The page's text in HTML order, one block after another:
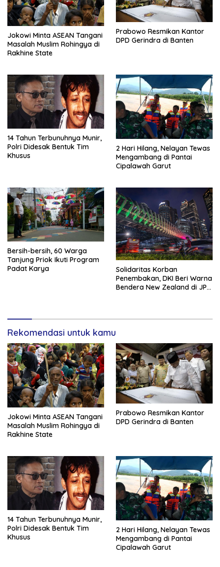
Jokowi Minta ASEAN Tangani
Masalah Muslim Rohingya di
Rakhine State
Prabowo Resmikan Kantor
DPD Gerindra di Banten
14 Tahun Terbunuhnya Munir,
Polri Didesak Bentuk Tim
Khusus
2 Hari Hilang, Nelayan Tewas
Mengambang di Pantai
Cipalawah Garut
Bersih-bersih, 60 Warga
Tanjung Priok Ikuti Program
Padat Karya
Solidaritas Korban
Penembakan, DKI Beri Warna
Bendera New Zealand di JPO
Rekomendasi untuk kamu
Jokowi Minta ASEAN Tangani
Masalah Muslim Rohingya di
Rakhine State
Prabowo Resmikan Kantor
DPD Gerindra di Banten
14 Tahun Terbunuhnya Munir,
Polri Didesak Bentuk Tim
Khusus
2 Hari Hilang, Nelayan Tewas
Mengambang di Pantai
Cipalawah Garut